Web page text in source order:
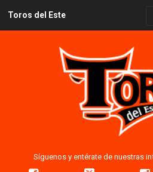
Toros del Este
Síguenos y entérate de nuestras